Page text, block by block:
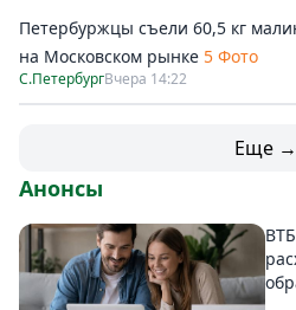
Петербуржцы съели 60,5 кг
на Московском рынке 5 Фото
С.ПетербургВчера 14:22
Еще →
Анонсы